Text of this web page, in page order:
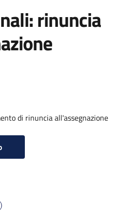
rinuncia
di rinuncia all'assegnazione